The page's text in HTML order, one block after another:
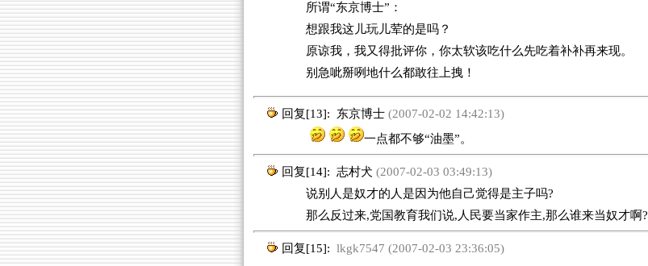
所谓“东京博士”：
想跟我这儿玩儿荤的是吗？
原谅我，我又得批评你，你太软该吃什么先吃着补补再来现。
别急呲掰咧地什么都敢往上拽！
回复[13]: 东京博士(2007-02-02 14:42:13)
一点都不够“油墨”。
回复[14]: 志村犬 (2007-02-03 03:49:13)
说别人是奴才的人是因为他自己觉得是主子吗?
那么反过来,党国教育我们说,人民要当家作主,那么谁来当奴才啊?
回复[15]: lkgk7547 (2007-02-03 23:36:05)